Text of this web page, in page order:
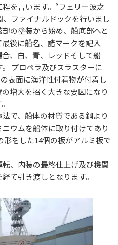
を言います。“フェリー波之
、ファイナルドックを行いまし
の塗装から始め、船底部へと
後に船名、諸マークを記入
、白、青、レッドそして船
プロペラ及びスラスターに
表面に海洋性付着物が付着し
増大を招く大きな要因になり
で、船体の材質である鋼より
ウムを船体に取り付けてあり
形をした14個の板がアルミ板で
、内装の最終仕上げ及び機関
て引き渡しとなります。